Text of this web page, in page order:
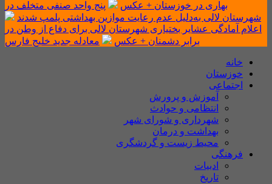
بهاری در خوزستان + عکس
پنج واحد صنفی متخلف در
شهرستان لالی به‌دلیل عدم رعایت موازین بهداشتی پلمپ شدند
اعلام آمادگی عشایر بختیاری شهرستان لالی برای دفاع از وطن در
برابر دشمنان + عکس
معادله جدید خلیج فارس
خانه
خوزستان
اجتماعی
آموزش و پرورش
انتظامی و حوادث
شهرداری و شورای شهر
بهداشت و درمان
محیط زیست و گردشگری
فرهنگی
ادبیات
تاریخ